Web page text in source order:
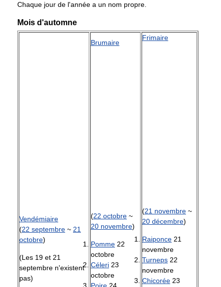
Chaque jour de l'année a un nom propre.
Mois d'automne
Vendémiaire
(22 septembre ~ 21
octobre)
(Les 19 et 21
septembre n'existent
pas)
Brumaire
(22 octobre ~
20 novembre)
Pomme 22
octobre
Céleri 23
octobre
Frimaire
(21 novembre ~
20 décembre)
Raiponce 21
novembre
Turneps 22
novembre
Chicorée 23